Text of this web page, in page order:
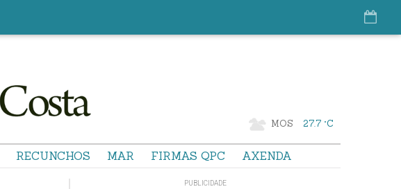
MOS 27.7 °C
RECUNCHOS MAR FIRMAS QPC AXENDA